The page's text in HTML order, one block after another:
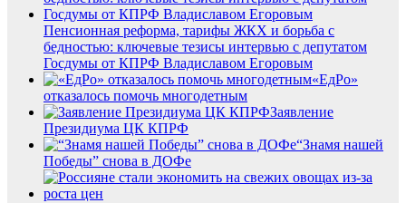
Пенсионная реформа, тарифы ЖКХ и борьба с
бедностью: ключевые тезисы интервью с депутатом
Госдумы от КПРФ Владиславом Егоровым
«ЕдРо»
отказалось помочь многодетным
Заявление
Президиума ЦК КПРФ
“Знамя нашей
Победы” снова в ДОФе